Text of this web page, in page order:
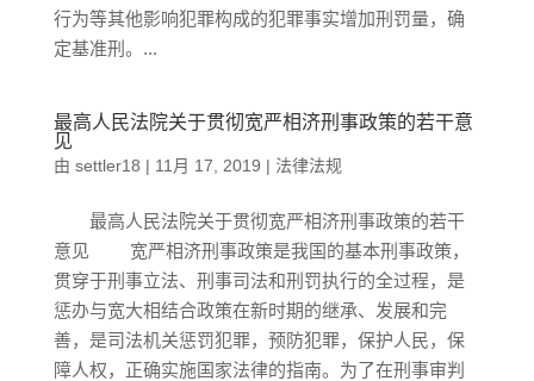
行为等其他影响犯罪构成的犯罪事实增加刑罚量，确
定基准刑。...
最高人民法院关于贯彻宽严相济刑事政策的若干意
见
由 settler18 | 11月 17, 2019 | 法律法规
最高人民法院关于贯彻宽严相济刑事政策的若干
意见 宽严相济刑事政策是我国的基本刑事政策，
贯穿于刑事立法、刑事司法和刑罚执行的全过程，是
惩办与宽大相结合政策在新时期的继承、发展和完
善，是司法机关惩罚犯罪，预防犯罪，保护人民，保
障人权，正确实施国家法律的指南。为了在刑事审判